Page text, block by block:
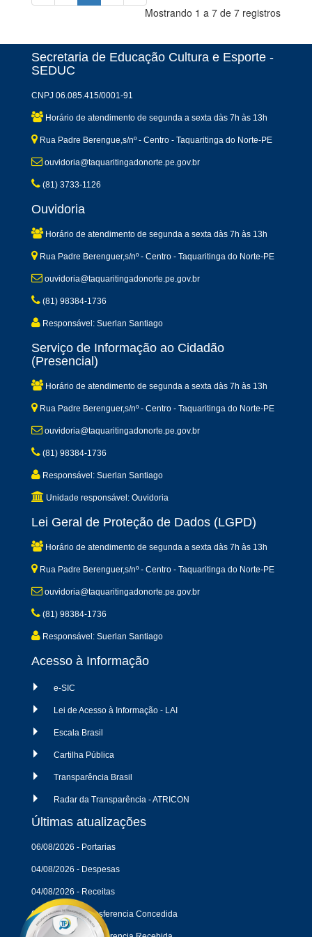
Mostrando 1 a 7 de 7 registros
Secretaria de Educação Cultura e Esporte -
SEDUC
CNPJ 06.085.415/0001-91
Horário de atendimento de segunda a sexta dàs 7h às 13h
Rua Padre Berengue,s/nº - Centro - Taquaritinga do Norte-PE
ouvidoria@taquaritingadonorte.pe.gov.br
(81) 3733-1126
Ouvidoria
Horário de atendimento de segunda a sexta dàs 7h às 13h
Rua Padre Berenguer,s/nº - Centro - Taquaritinga do Norte-PE
ouvidoria@taquaritingadonorte.pe.gov.br
(81) 98384-1736
Responsável: Suerlan Santiago
Serviço de Informação ao Cidadão
(Presencial)
Horário de atendimento de segunda a sexta dàs 7h às 13h
Rua Padre Berenguer,s/nº - Centro - Taquaritinga do Norte-PE
ouvidoria@taquaritingadonorte.pe.gov.br
(81) 98384-1736
Responsável: Suerlan Santiago
Unidade responsável: Ouvidoria
Lei Geral de Proteção de Dados (LGPD)
Horário de atendimento de segunda a sexta dàs 7h às 13h
Rua Padre Berenguer,s/nº - Centro - Taquaritinga do Norte-PE
ouvidoria@taquaritingadonorte.pe.gov.br
(81) 98384-1736
Responsável: Suerlan Santiago
Acesso à Informação
e-SIC
Lei de Acesso à Informação - LAI
Escala Brasil
Cartilha Pública
Transparência Brasil
Radar da Transparência - ATRICON
Últimas atualizações
06/08/2026 - Portarias
04/08/2026 - Despesas
04/08/2026 - Receitas
04/08/2026 - Transferencia Concedida